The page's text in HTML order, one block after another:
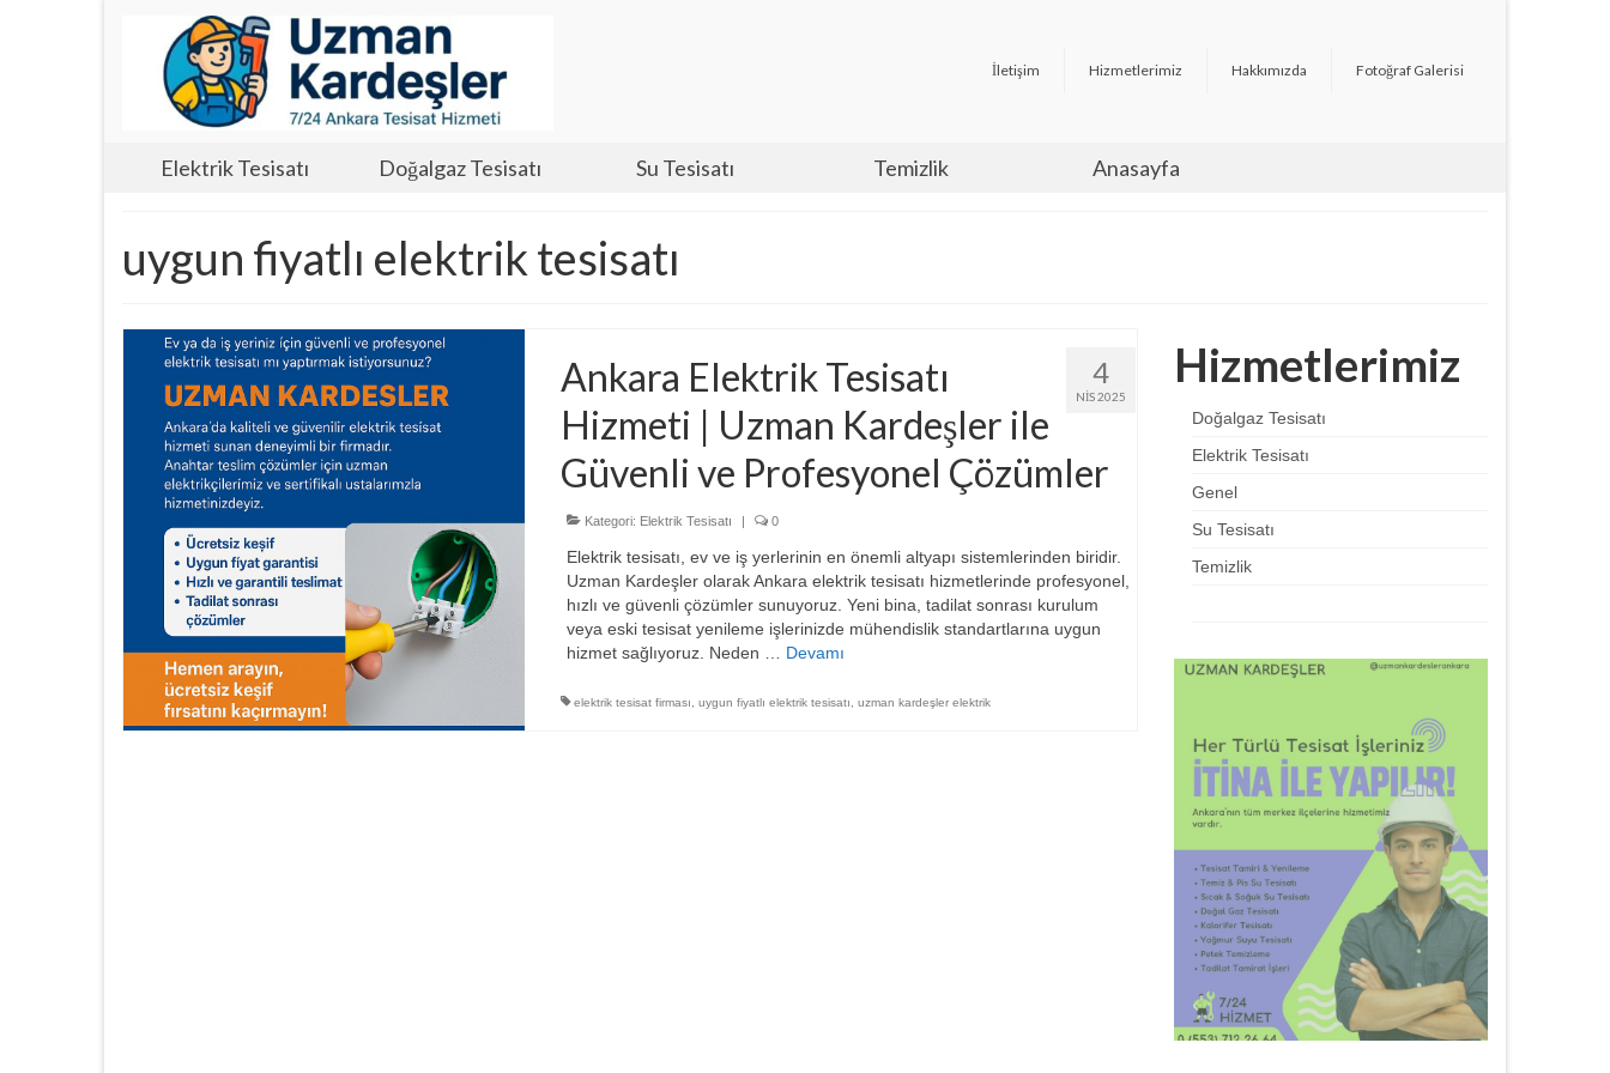
İletişim Hizmetlerimiz Hakkımızda Fotoğraf Galerisi
Elektrik Tesisatı Doğalgaz Tesisatı Su Tesisatı Temizlik Anasayfa
uygun fiyatlı elektrik tesisatı
4
NIS 2025
Ankara Elektrik Tesisatı
Hizmeti | Uzman Kardeşler ile
Güvenli ve Profesyonel Çözümler
Kategori: Elektrik Tesisatı | 0
Elektrik tesisatı, ev ve iş yerlerinin en önemli altyapı sistemlerinden biridir.
Uzman Kardeşler olarak Ankara elektrik tesisatı hizmetlerinde profesyonel,
hızlı ve güvenli çözümler sunuyoruz. Yeni bina, tadilat sonrası kurulum
veya eski tesisat yenileme işlerinizde mühendislik standartlarına uygun
hizmet sağlıyoruz. Neden … Devamı
elektrik tesisat firması uygun fiyatlı elektrik tesisatı uzman kardeşler elektrik
Hizmetlerimiz
Doğalgaz Tesisatı
Elektrik Tesisatı
Genel
Su Tesisatı
Temizlik